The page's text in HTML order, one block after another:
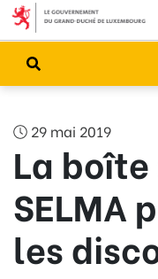
29 mai 2019
La
SELMA
les